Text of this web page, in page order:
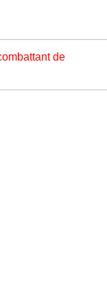
de